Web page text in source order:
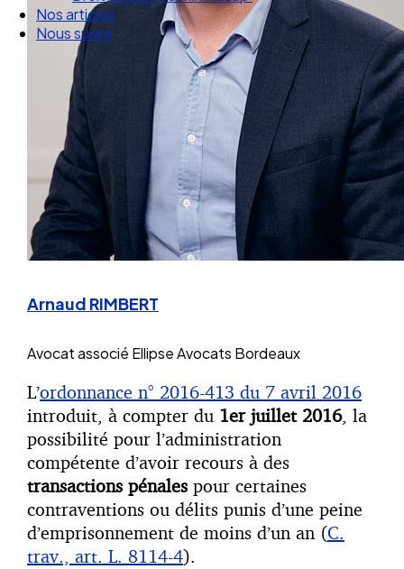
Droit Social : 60 min Recap’
Nos articles
Nous suivre
Arnaud RIMBERT
Avocat associé Ellipse Avocats Bordeaux
L’ordonnance n° 2016-413 du 7 avril 2016
introduit, à compter du 1er juillet 2016, la
possibilité pour l’administration
compétente d’avoir recours à des
transactions pénales pour certaines
contraventions ou délits punis d’une peine
d’emprisonnement de moins d’un an (C.
trav., art. L. 8114-4).